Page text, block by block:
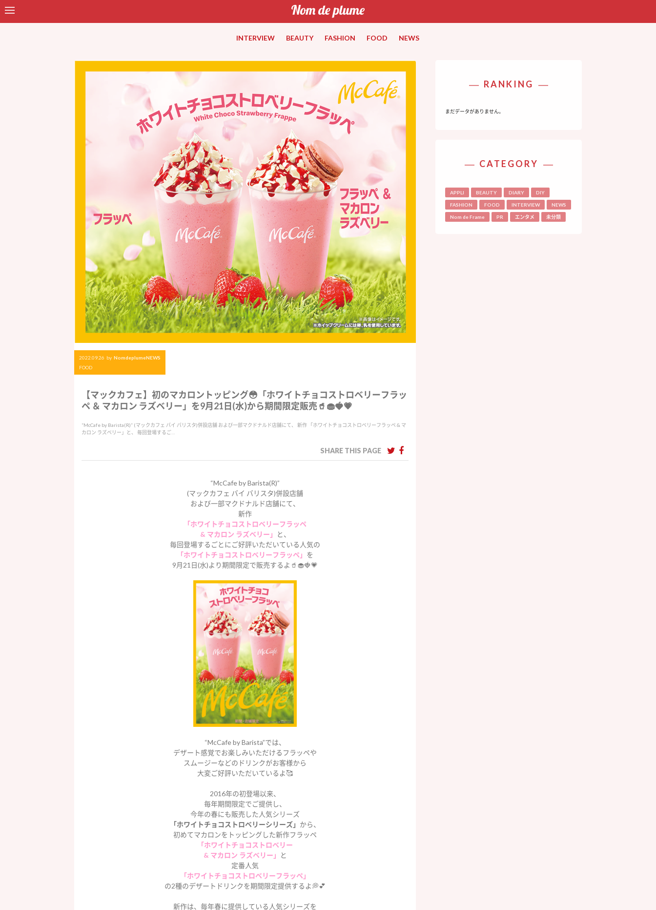
INTERVIEW BEAUTY FASHION FOOD NEWS
2022.09.26 by NomdeplumeNEWS
FOOD
【マックカフェ】初のマカロントッピング😳「ホワイトチョコストロベリーフラッ
ペ ＆ マカロン ラズベリー」を9月21日(水)から期間限定販売🥤🧁🍓💗
“McCafe by Barista(R)” (マックカフェ バイ バリスタ)併設店舗 および一部マクドナルド店舗にて、 新作 「ホワイトチョコストロベリーフラッペ & マ
カロン ラズベリー」と、 毎回登場するご…
SHARE THIS PAGE
“McCafe by Barista(R)”
(マックカフェ バイ バリスタ)併設店舗
および一部マクドナルド店舗にて、
新作
「ホワイトチョコストロベリーフラッペ
& マカロン ラズベリー」
と、
毎回登場するごとにご好評いただいている人気の
「ホワイトチョコストロベリーフラッペ」 を
9月21日(水)より期間限定で販売するよ🥤🧁🍓💗
“McCafe by Barista”では、
デザート感覚でお楽しみいただけるフラッペや
スムージーなどのドリンクがお客様から
大変ご好評いただいているよ🥰
2016年の初登場以来、
毎年期間限定でご提供し、
今年の春にも販売した人気シリーズ
「ホワイトチョコストロベリーシリーズ」 から、
初めてマカロンをトッピングした新作フラッペ
「ホワイトチョコストロベリー
& マカロン ラズベリー」
と
定番人気
「ホワイトチョコストロベリーフラッペ」
の2種のデザートドリンクを期間限定提供するよ💭💕
新作は、毎年春に提供している人気シリーズを
RANKING
まだデータがありません。
CATEGORY
APPLI BEAUTY DIARY DIY
FASHION FOOD INTERVIEW NEWS
Nom de Frame PR エンタメ 未分類